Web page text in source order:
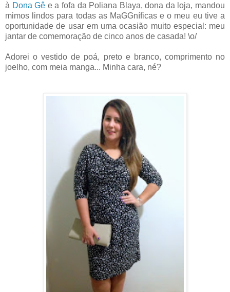
à Dona Gê e a fofa da Poliana Blaya, dona da loja, mandou
mimos lindos para todas as MaGGníficas e o meu eu tive a
oportunidade de usar em uma ocasião muito especial: meu
jantar de comemoração de cinco anos de casada! \o/
Adorei o vestido de poá, preto e branco, comprimento no
joelho, com meia manga... Minha cara, né?